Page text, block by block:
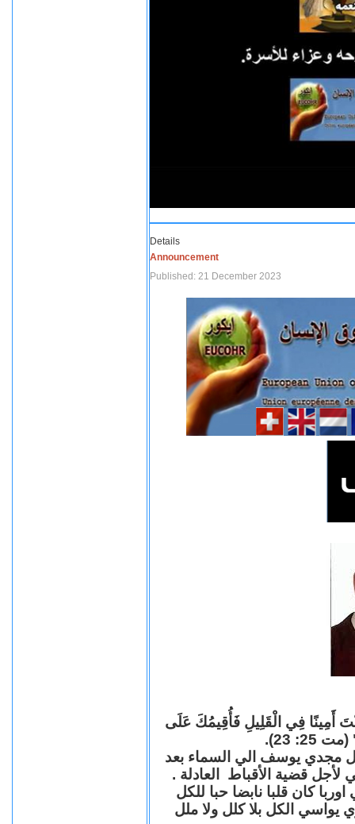
Details
Announcement
Published: 21 December 2023
أَمِينًا فِي الْقَلِيلِ فَأُقِيمُكَ عَلَى
23).
مجدي يوسف الي السماء بعد
قضية الأقباط العادلة .
كان قلبا نابضا حبا للكل
يواسي الكل بلا كلل ولا ملل